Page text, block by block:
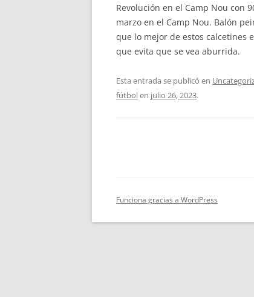
Revolución en el Camp Nou con
marzo en el Camp Nou. Balón
que lo mejor de estos calcetines
que evita que se vea aburrida.
Esta entrada se publicó en
fútbolen julio 26, 2023.
Funciona gracias a WordPress